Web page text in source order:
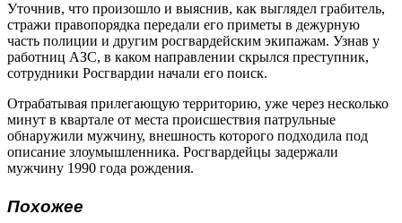
Уточнив, что произошло и выяснив, как выглядел грабитель,
стражи правопорядка передали его приметы в дежурную
часть полиции и другим росгвардейским экипажам. Узнав у
работниц АЗС, в каком направлении скрылся преступник,
сотрудники Росгвардии начали его поиск.
Отрабатывая прилегающую территорию, уже через несколько
минут в квартале от места происшествия патрульные
обнаружили мужчину, внешность которого подходила под
описание злоумышленника. Росгвардейцы задержали
мужчину 1990 года рождения.
Похожее